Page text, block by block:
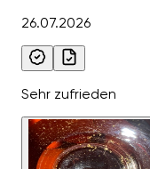
26.07.2026
Sehr zufrieden